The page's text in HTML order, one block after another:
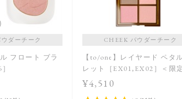
ダーチーク
フロート ブラ
CHEEK パウダーチーク
【to/one】レイヤード ペタ
レット［EX01,EX02］＜限
＞
¥4,510